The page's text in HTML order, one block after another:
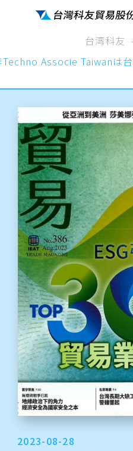
台湾科友
Associe Taiwanは
2023-08-28